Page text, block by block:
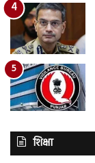
शिक्षा